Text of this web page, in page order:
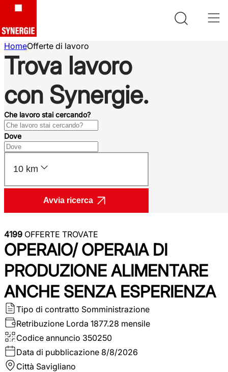
HomeOfferte di lavoro
Trova lavoro
con Synergie.
Che lavoro stai cercando?
Dove
10 km
Avvia ricerca
4199 OFFERTE TROVATE
OPERAIO/ OPERAIA DI
PRODUZIONE ALIMENTARE
ANCHE SENZA ESPERIENZA
Tipo di contratto Somministrazione
Retribuzione Lorda 1877.28 mensile
Codice annuncio 350250
Data di pubblicazione 8/8/2026
Città Savigliano